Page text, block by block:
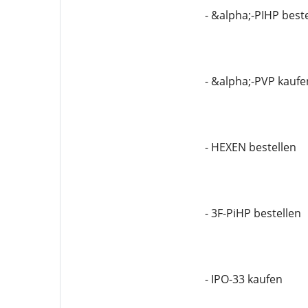
- &alpha;-PIHP
- &alpha;-PVP
- HEXEN bestellen
- 3F-PiHP bestellen
- IPO-33 kaufen